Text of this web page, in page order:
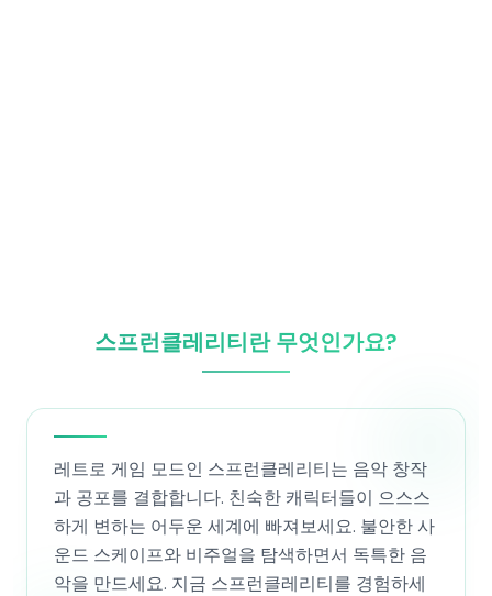
스프런클레리티란 무엇인가요?
레트로 게임 모드인 스프런클레리티는 음악 창작
과 공포를 결합합니다. 친숙한 캐릭터들이 으스스
하게 변하는 어두운 세계에 빠져보세요. 불안한 사
운드 스케이프와 비주얼을 탐색하면서 독특한 음
악을 만드세요. 지금 스프런클레리티를 경험하세